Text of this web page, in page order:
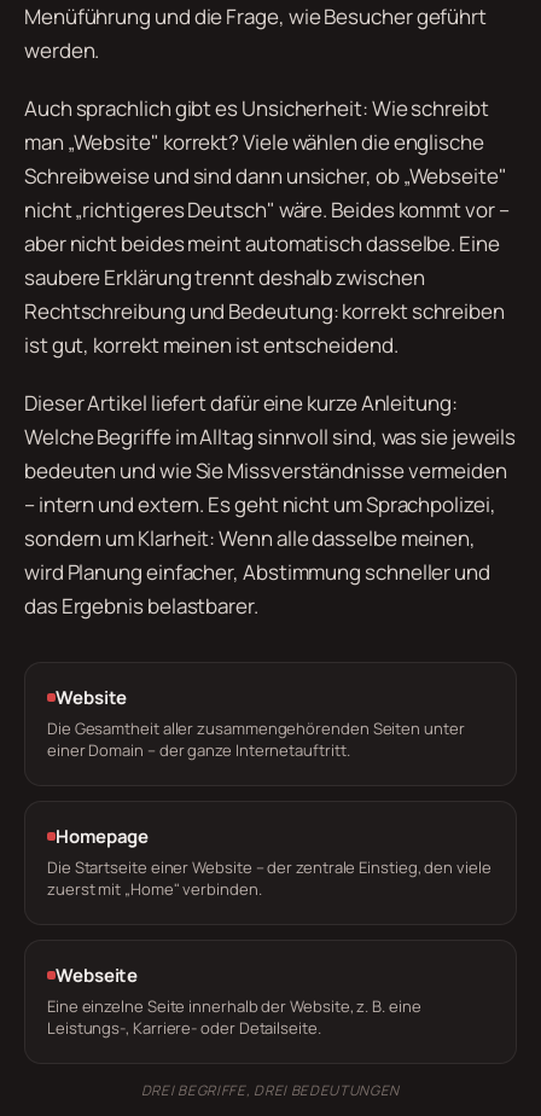
Menüführung und die Frage, wie Besucher geführt
werden.
Auch sprachlich gibt es Unsicherheit: Wie schreibt
man „Website" korrekt? Viele wählen die englische
Schreibweise und sind dann unsicher, ob „Webseite"
nicht „richtigeres Deutsch" wäre. Beides kommt vor –
aber nicht beides meint automatisch dasselbe. Eine
saubere Erklärung trennt deshalb zwischen
Rechtschreibung und Bedeutung: korrekt schreiben
ist gut, korrekt meinen ist entscheidend.
Dieser Artikel liefert dafür eine kurze Anleitung:
Welche Begriffe im Alltag sinnvoll sind, was sie jeweils
bedeuten und wie Sie Missverständnisse vermeiden
– intern und extern. Es geht nicht um Sprachpolizei,
sondern um Klarheit: Wenn alle dasselbe meinen,
wird Planung einfacher, Abstimmung schneller und
das Ergebnis belastbarer.
Website
Die Gesamtheit aller zusammengehörenden Seiten unter
einer Domain – der ganze Internetauftritt.
Homepage
Die Startseite einer Website – der zentrale Einstieg, den viele
zuerst mit „Home" verbinden.
Webseite
Eine einzelne Seite innerhalb der Website, z. B. eine
Leistungs-, Karriere- oder Detailseite.
DREI BEGRIFFE, DREI BEDEUTUNGEN